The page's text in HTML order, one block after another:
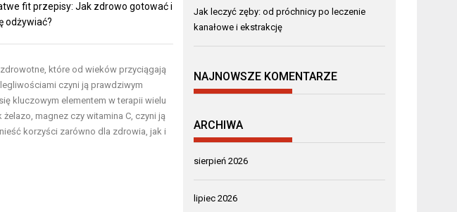
fit przepisy: Jak zdrowo gotować i
odżywiać?
które od wieków przyciągają
czyni ją prawdziwym
kluczowym elementem w terapii wielu
magnez czy witamina C, czyni ją
korzyści zarówno dla zdrowia, jak i
Jak leczyć zęby: od próchnicy po leczenie
kanałowe i ekstrakcję
NAJNOWSZE KOMENTARZE
ARCHIWA
sierpień 2026
lipiec 2026